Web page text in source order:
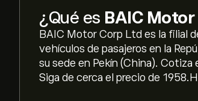
¿Qué es BAIC
BAIC Motor Corp Ltd es la filial
vehículos de pasajeros en la
su sede en Pekín (China).
Siga de cerca el precio de